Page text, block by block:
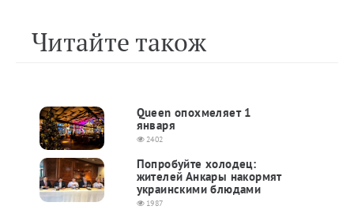
Читайте також
Queen опохмеляет 1
января
2402
Попробуйте холодец:
жителей Анкары накормят
украинскими блюдами
1987